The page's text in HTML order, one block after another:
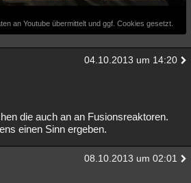
an Youtube übermittelt und ggf. Cookies gesetzt.
04.10.2013 um 14:20
die auch an an Fusionsreaktoren.
einen Sinn ergeben.
08.10.2013 um 02:01